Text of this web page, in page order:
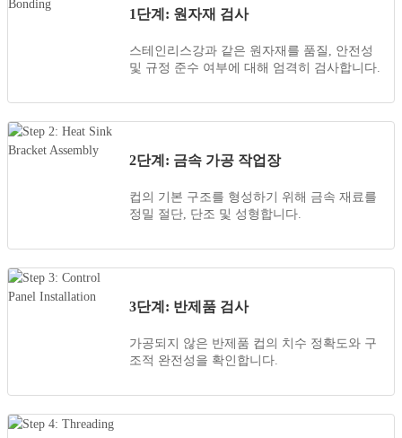
1단계: 원자재 검사
스테인리스강과 같은 원자재를 품질, 안전성
및 규정 준수 여부에 대해 엄격히 검사합니다.
2단계: 금속 가공 작업장
컵의 기본 구조를 형성하기 위해 금속 재료를
정밀 절단, 단조 및 성형합니다.
3단계: 반제품 검사
가공되지 않은 반제품 컵의 치수 정확도와 구
조적 완전성을 확인합니다.